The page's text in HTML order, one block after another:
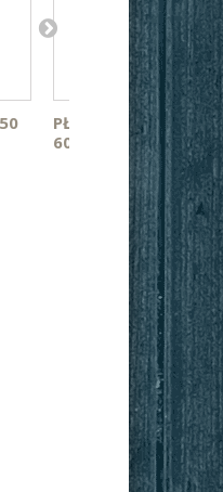
PŁATKI OWSIANE BIO
600 g -...